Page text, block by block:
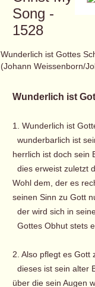
Song -
1528
Wunderlich ist Gottes
(Johann Weissenborn/
Wunderlich ist
1. Wunderlich ist
wunderbarlich ist
herrlich ist doch sein
dies erweist zuletzt
Wohl dem, der es
seinen Sinn zu Gott
der wird sich in
Gottes Obhut stets
2. Also pflegt es Gott
dieses ist sein alter
über die sein Augen